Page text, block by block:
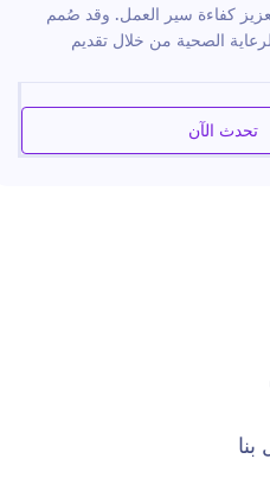
كفاءة سير العمل. وقد صُمم
الصحية من خلال تقديم
واسعة في المجال الطبي لتبسيط
المساعدة في تنظيم وتحليل
تحدث الآن